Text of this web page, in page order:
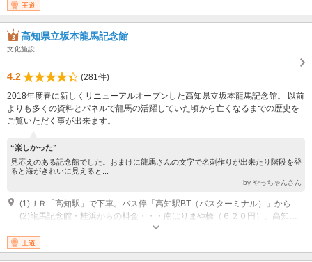
王道
高知県立坂本龍馬記念館
文化施設
4.2
(281件)
2018年度春に新しくリニューアルオープンした高知県立坂本龍馬記念館。 以前
よりも多くの資料とパネルで龍馬の活躍していた頃から亡くなるまでの歴史を
ご覧いただく事が出来ます。
“楽しかった”
見応えのある記念館でした。おまけに龍馬さんの文字で名刺作りが出来たり階段を登
ると海がきれいに見えると...
by やっちゃんさん
(1)ＪＲ「高知駅」で下車。バス停「高知駅BT（バスターミナル）」から、とさでん交通バス「桂浜」行きに乗車。「龍馬記念館前」で下車（所要時間約３４分）徒歩約２分。 ※とさでん交通バス・桂浜線をご利用ください
開館時間：開館時間午前９時～午後５時（入館は午後４時３０分頃までにお
願いいたします） ※新館・本館をあわせた観覧時間の目安はおよそ９０分
です。ご観覧の参考にしてください。 休館日：なし
王道